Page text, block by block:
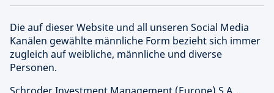
Die auf dieser Website und all unseren Social Media
Kanälen gewählte männliche Form bezieht sich immer
zugleich auf weibliche, männliche und diverse
Personen.